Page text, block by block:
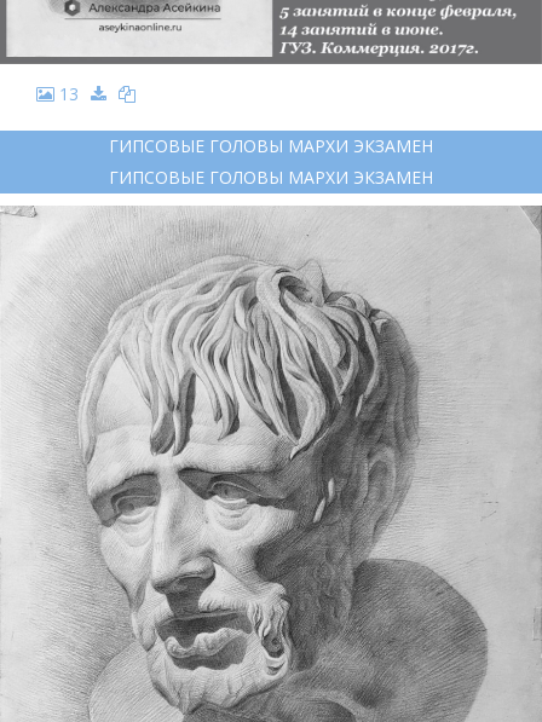
13
ГИПСОВЫЕ ГОЛОВЫ МАРХИ ЭКЗАМЕН
ГИПСОВЫЕ ГОЛОВЫ МАРХИ ЭКЗАМЕН